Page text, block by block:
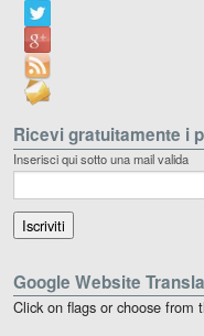
Ricevi gratuitamente i
Inserisci qui sotto una mail valida
Google Website
Click on flags or choose from